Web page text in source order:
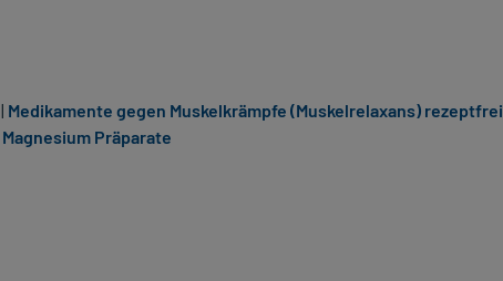
| Medikamente gegen Muskelkrämpfe (Muskelrelaxans) rezeptfrei
Magnesium Präparate